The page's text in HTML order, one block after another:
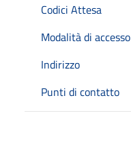
Codici Attesa
Modalità di accesso
Indirizzo
Punti di contatto